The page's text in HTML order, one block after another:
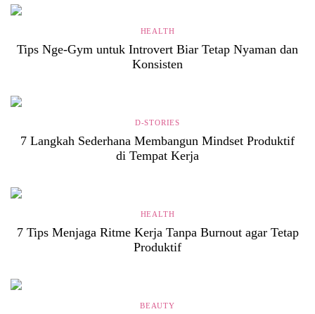
HEALTH
Tips Nge-Gym untuk Introvert Biar Tetap Nyaman dan
Konsisten
D-STORIES
7 Langkah Sederhana Membangun Mindset Produktif
di Tempat Kerja
HEALTH
7 Tips Menjaga Ritme Kerja Tanpa Burnout agar Tetap
Produktif
BEAUTY